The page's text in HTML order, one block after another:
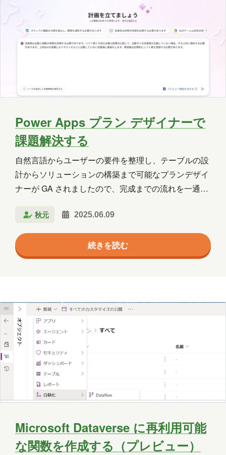
2025年3月
2025年2月
2025年1月
2024年12月
2024年11月
2024年10月
2024年9月
2024年5月
2024年4月
2024年3月
2024年2月
2024年1月
2023年12月
2023年11月
2023年6月
2023年5月
2023年2月
2023年1月
2022年9月
2021年1月
2020年10月
2020年5月
2018年5月
2018年3月
2018年2月
2017年10月
2017年9月
2017年7月
2017年6月
担当
八幡
台丸谷 平井
PAGEONE
葛西 多田
吉田
閲覧いただいているということは、まだ…
Power Apps プラン デザイナーで
課題解決する
自然言語からユーザーの要件を整理し、テーブルの設
計からソリューションの構築まで可能なプランデザイ
ナーが GA されましたので、完成までの流れを一通り
画しました。 計画を立てる Power Apps にサインイン
し、テキストボックスに課題を入力します。 内容はテ
キストボックスの上部に表示されている文章を参考
に、どんなユーザーがどんなタスクを完了する必要が
考にしたいアプリの画面キャプチャを追加することも
可能です。 追加した場合は、テキストボックスにソー
スの…
秋元 2025.06.09
続きを読む
Microsoft Dataverse に再利用可能
な関数を作成する（プレビュー）